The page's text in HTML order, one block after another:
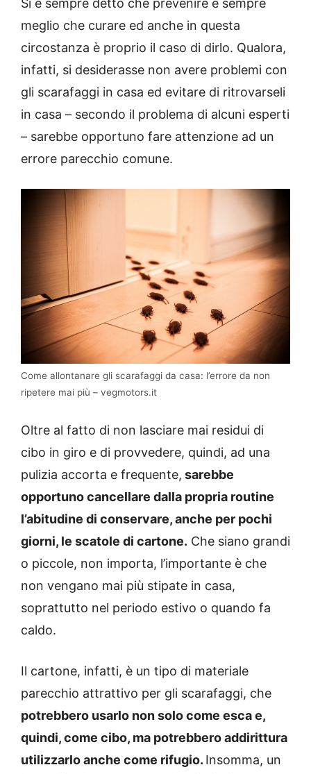
Si è sempre detto che prevenire è sempre
meglio che curare ed anche in questa
circostanza è proprio il caso di dirlo. Qualora,
infatti, si desiderasse non avere problemi con
gli scarafaggi in casa ed evitare di ritrovarseli
in casa – secondo il problema di alcuni esperti
– sarebbe opportuno fare attenzione ad un
errore parecchio comune.
Come allontanare gli scarafaggi da casa: l’errore da non
ripetere mai più – vegmotors.it
Oltre al fatto di non lasciare mai residui di
cibo in giro e di provvedere, quindi, ad una
pulizia accorta e frequente, sarebbe
opportuno cancellare dalla propria routine
l’abitudine di conservare, anche per pochi
giorni, le scatole di cartone. Che siano grandi
o piccole, non importa, l’importante è che
non vengano mai più stipate in casa,
soprattutto nel periodo estivo o quando fa
caldo.
Il cartone, infatti, è un tipo di materiale
parecchio attrattivo per gli scarafaggi, che
potrebbero usarlo non solo come esca e,
quindi, come cibo, ma potrebbero addirittura
utilizzarlo anche come rifugio. Insomma, un